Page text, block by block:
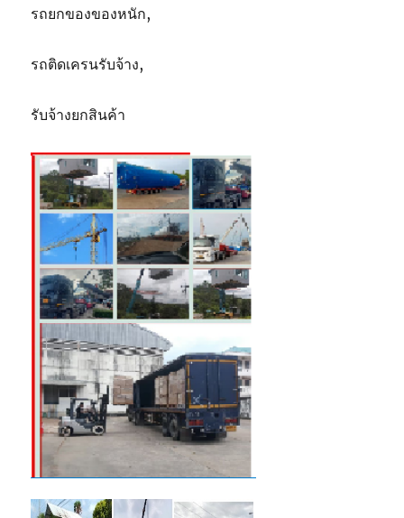
รถยกของของหนัก,
รถติดเครนรับจ้าง,
รับจ้างยกสินค้า